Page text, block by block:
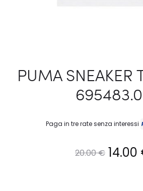
PUMA SNEAKER
Paga in tre rate senza interessi
20.00€ Il
14.00